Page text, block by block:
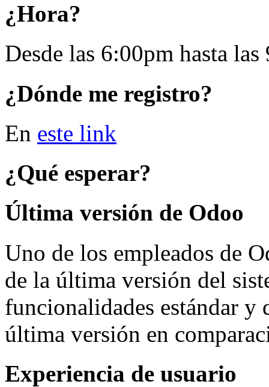
¿Hora?
Desde las 6:00pm hasta
¿Dónde me registro?
En este link
¿Qué esperar?
Última versión de Odoo
Uno de los empleados de
de la última versión del
funcionalidades estándar y
última versión en
Experiencia de usuario